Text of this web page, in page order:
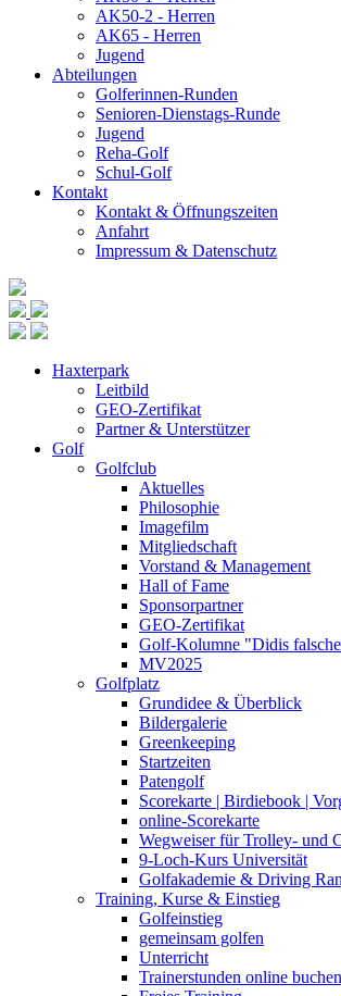
AK50-2 - Herren
AK65 - Herren
Jugend
Abteilungen
Golferinnen-Runden
Senioren-Dienstags-Runde
Jugend
Reha-Golf
Schul-Golf
Kontakt
Kontakt & Öffnungszeiten
Anfahrt
Impressum & Datenschutz
Haxterpark
Leitbild
GEO-Zertifikat
Partner & Unterstützer
Golf
Golfclub
Aktuelles
Philosophie
Imagefilm
Mitgliedschaft
Vorstand & Management
Hall of Fame
Sponsorpartner
GEO-Zertifikat
Golf-Kolumne "Didis
MV2025
Golfplatz
Grundidee & Überblick
Bildergalerie
Greenkeeping
Startzeiten
Patengolf
Scorekarte | Birdiebook |
online-Scorekarte
Wegweiser für Trolley- und
9-Loch-Kurs Universität
Golfakademie & Driving
Training, Kurse & Einstieg
Golfeinstieg
gemeinsam golfen
Unterricht
Trainerstunden online buchen